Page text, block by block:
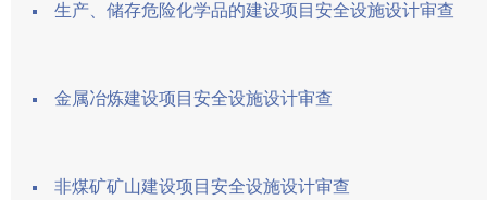
生产、储存危险化学品的建设项目安全设施设计审查
金属冶炼建设项目安全设施设计审查
非煤矿矿山建设项目安全设施设计审查